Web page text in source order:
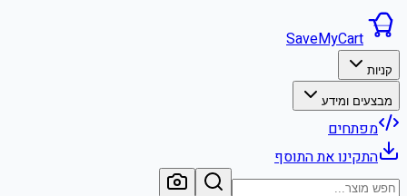
SaveMyCart
קניות
מבצעים ומידע
מפתחים
התקינו את התוסף